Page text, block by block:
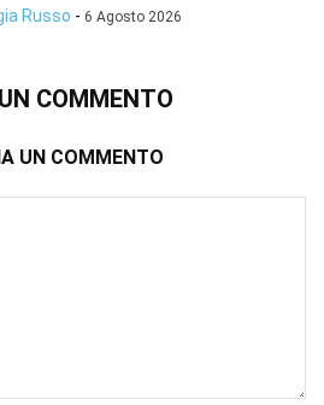
Russo - 6 Agosto 2026
COMMENTO
UN COMMENTO